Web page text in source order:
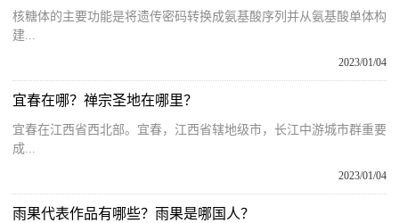
核糖体的主要功能是将遗传密码转换成氨基酸序列并从氨基酸单体构
建...
2023/01/04
宜春在哪？禅宗圣地在哪里？
宜春在江西省西北部。宜春，江西省辖地级市，长江中游城市群重要
成...
2023/01/04
雨果代表作品有哪些？雨果是哪国人？